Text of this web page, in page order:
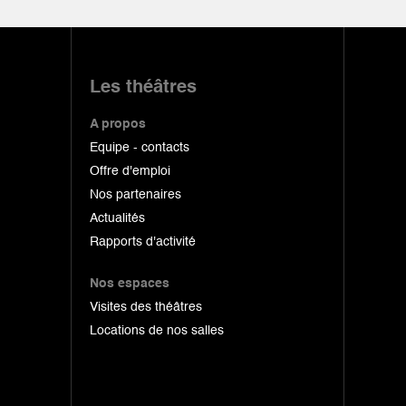
Les théâtres
A propos
Equipe - contacts
Offre d'emploi
Nos partenaires
Actualités
Rapports d'activité
Nos espaces
Visites des théâtres
Locations de nos salles